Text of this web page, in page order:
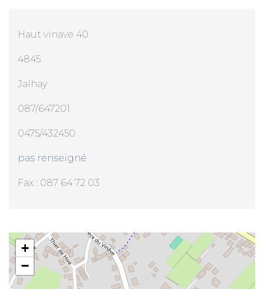
Haut vinave 40
4845
Jalhay
087/647201
0475/432450
pas renseigné
Fax : 087 64 72 03
ERGD
+
−